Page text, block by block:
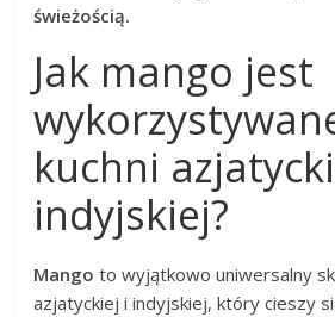
świeżością.
Jak mango jest
kuchni
indyjskiej?
Mango to wyjątkowo uniwersalny
azjatyckiej i indyjskiej, który cieszy